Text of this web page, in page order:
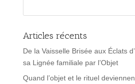
Articles récents
De la Vaisselle Brisée aux Éclats
sa Lignée familiale par l’Objet
Quand l’objet et le rituel